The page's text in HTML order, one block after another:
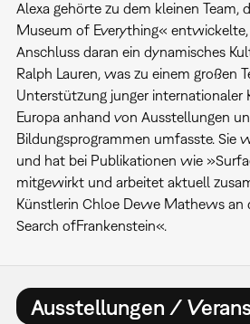
Alexa gehörte zu dem kleinen Team,
Museum of Everything«
Anschluss daran ein dynamisches
Ralph Lauren, was zu einem großen
Unterstützung junger internationaler
Europa anhand von Ausstellungen
Bildungsprogrammen umfasste. Sie
und hat bei Publikationen wie
mitgewirkt und arbeitet aktuell
Künstlerin Chloe Dewe Mathews an
Search ofFrankenstein«.
Ausstellungen /